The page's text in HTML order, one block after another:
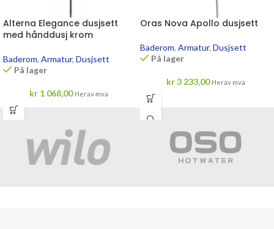
Alterna Elegance dusjsett
med hånddusj krom
Baderom, Armatur, Dusjsett
På lager
kr1 068,00 Herav mva
Oras Nova Apollo dusjsett
Baderom, Armatur, Dusjsett
På lager
kr3 233,00 Herav mva